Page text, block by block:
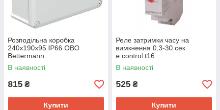
Розподільна коробка
240x190x95 IP66 OBO
Bettermann
В наявності
815 ₴
Купити
Реле затримки часу на
вимкнення 0,3-30 сек
e.control.t16
В наявності
525 ₴
Купити